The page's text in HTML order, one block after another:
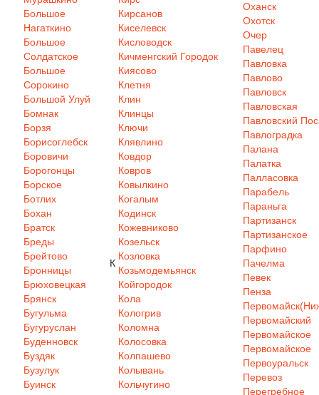
Большое
Нагаткино
Большое
Солдатское
Большое
Сорокино
Большой Улуй
Бомнак
Борзя
Борисоглебск
Боровичи
Борогонцы
Борское
Ботлих
Бохан
Братск
Бреды
Брейтово
Бронницы
Брюховецкая
Брянск
Бугульма
Бугуруслан
Буденновск
Буздяк
Бузулук
Буинск
К
Кирсанов
Киселевск
Кисловодск
Кичменгский Городок
Киясово
Клетня
Клин
Клинцы
Ключи
Клявлино
Ковдор
Ковров
Ковылкино
Когалым
Кодинск
Кожевниково
Козельск
Козловка
Козьмодемьянск
Койгородок
Кола
Кологрив
Коломна
Колосовка
Колпашево
Колывань
Кольчугино
Оханск
Охотск
Очер
Павелец
Павловка
Павлово
Павловск
Павловская
Павловский
Павлоградка
Палана
Палатка
Палласовка
Парабель
Параньга
Партизанск
Партизанское
Парфино
Пачелма
Певек
Пенза
Первомайский
Первомайское
Первомайское
Первоуральск
Перевоз
Перегребное